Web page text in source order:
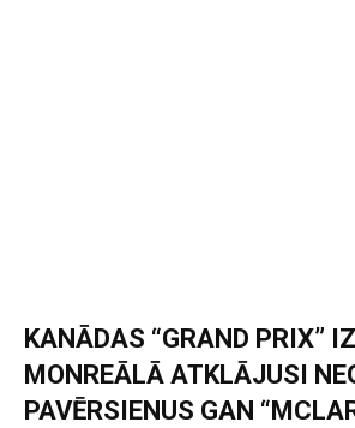
KANĀDAS “GRAND PRIX”
MONREĀLĀ ATKLĀJUSI
PAVĒRSIENUS GAN